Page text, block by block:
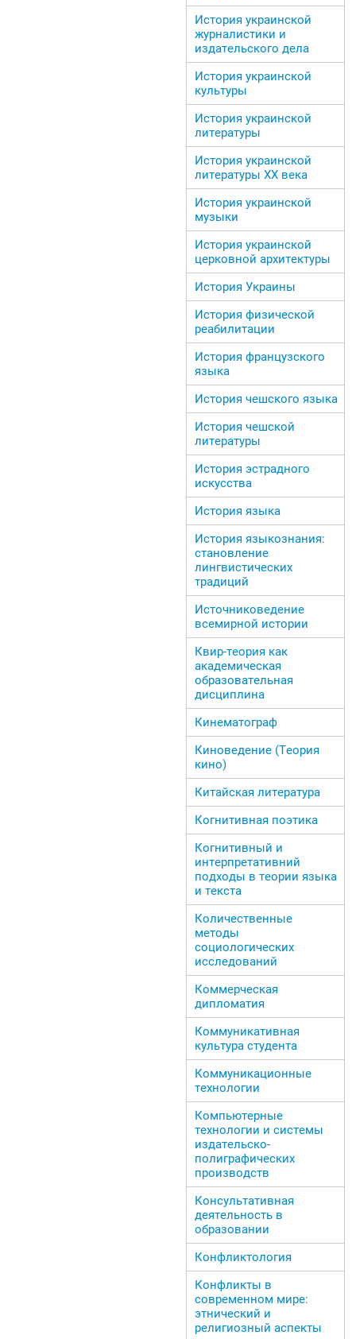
История украинской
журналистики и
издательского дела
История украинской
культуры
История украинской
литературы
История украинской
литературы ХХ века
История украинской
музыки
История украинской
церковной архитектуры
История Украины
История физической
реабилитации
История французского
языка
История чешского языка
История чешской
литературы
История эстрадного
искусства
История языка
История языкознания:
становление
лингвистических
традиций
Источниковедение
всемирной истории
Квир-теория как
академическая
образовательная
дисциплина
Кинематограф
Киноведение (Теория
кино)
Китайская литература
Когнитивная поэтика
Когнитивный и
интерпретативний
подходы в теории языка
и текста
Количественные
методы
социологических
исследований
Коммерческая
дипломатия
Коммуникативная
культура студента
Коммуникационные
технологии
Компьютерные
технологии и системы
издательско-
полиграфических
производств
Консультативная
деятельность в
образовании
Конфликтология
Конфликты в
современном мире:
этнический и
религиозный аспекты